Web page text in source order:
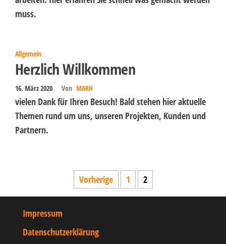
muss.
Allgemein
Herzlich Willkommen
16. März 2020 Von MARH
vielen Dank für Ihren Besuch! Bald stehen hier aktuelle
Themen rund um uns, unseren Projekten, Kunden und
Partnern.
Vorherige 1 2
Impressum
Datenschutzerklärung